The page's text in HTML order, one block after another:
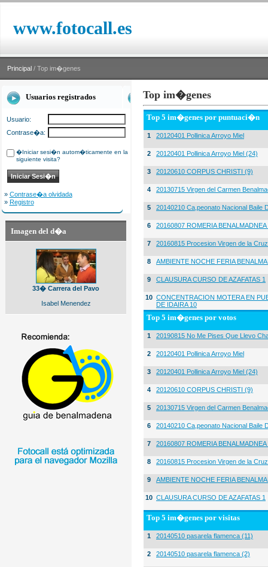
www.fotocall.es
Principal / Top im�genes
Usuarios registrados
Usuario:
Contrase�a:
�Iniciar sesi�n autom�ticamente en la
siguiente visita?
» Contrase�a olvidada
» Registro
Imagen del d�a
33� Carrera del Pavo
Isabel Menendez
Top im�genes
Top 5 im�genes por puntuaci�n
1 20120401 Pollinica Arroyo Miel
2 20120401 Pollinica Arroyo Miel (24)
3 20120610 CORPUS CHRISTI (9)
4 20130715 Virgen del Carmen
5 20140210 Ca,peonato Nacional Baile
6 20160807 ROMERIA
7 20160815 Procesion Virgen de la
8 AMBIENTE NOCHE FERIA
9 CLAUSURA CURSO DE AZAFATAS 1
10 CONCENTRACION MOTERA EN
DE IDAIRA 10
Top 5 im�genes por votos
1 20190815 No Me Pises Que Llevo
2 20120401 Pollinica Arroyo Miel
3 20120401 Pollinica Arroyo Miel (24)
4 20120610 CORPUS CHRISTI (9)
5 20130715 Virgen del Carmen
6 20140210 Ca,peonato Nacional Baile
7 20160807 ROMERIA
8 20160815 Procesion Virgen de la
9 AMBIENTE NOCHE FERIA
10 CLAUSURA CURSO DE AZAFATAS 1
Top 5 im�genes por visitas
1 20140510 pasarela flamenca (11)
2 20140510 pasarela flamenca (2)